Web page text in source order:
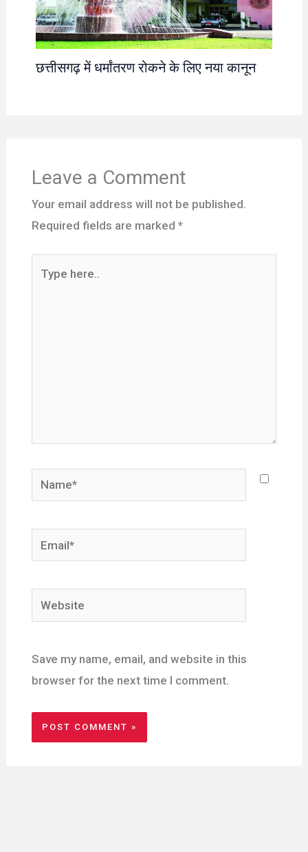
छत्तीसगढ़ में धर्मांतरण रोकने के लिए नया कानून
Leave a Comment
Your email address will not be published.
Required fields are marked *
Name*
Email*
Website
Save my name, email, and website in this
browser for the next time I comment.